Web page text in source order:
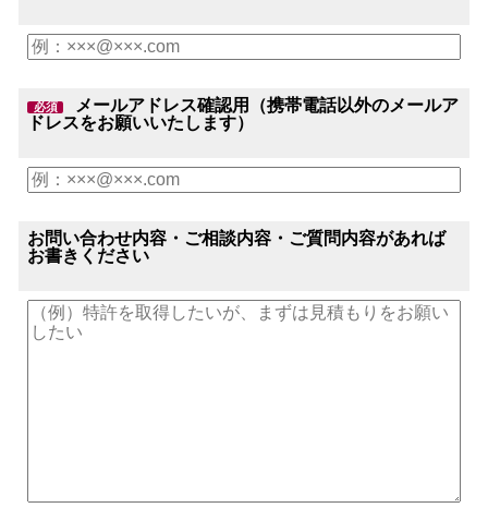
必須
メールアドレス確認用（携帯電話以外のメールア
ドレスをお願いいたします）
お問い合わせ内容・ご相談内容・ご質問内容があれば
お書きください